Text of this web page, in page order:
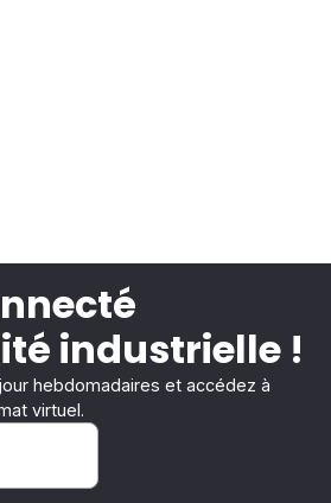
industrielle !
hebdomadaires et accédez à
virtuel.